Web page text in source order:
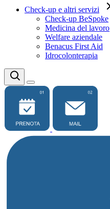
Check-up e altri servizi
Check-up BeSpoke
Medicina del lavoro
Welfare aziendale
Benacus First Aid
Idrocolonterapia